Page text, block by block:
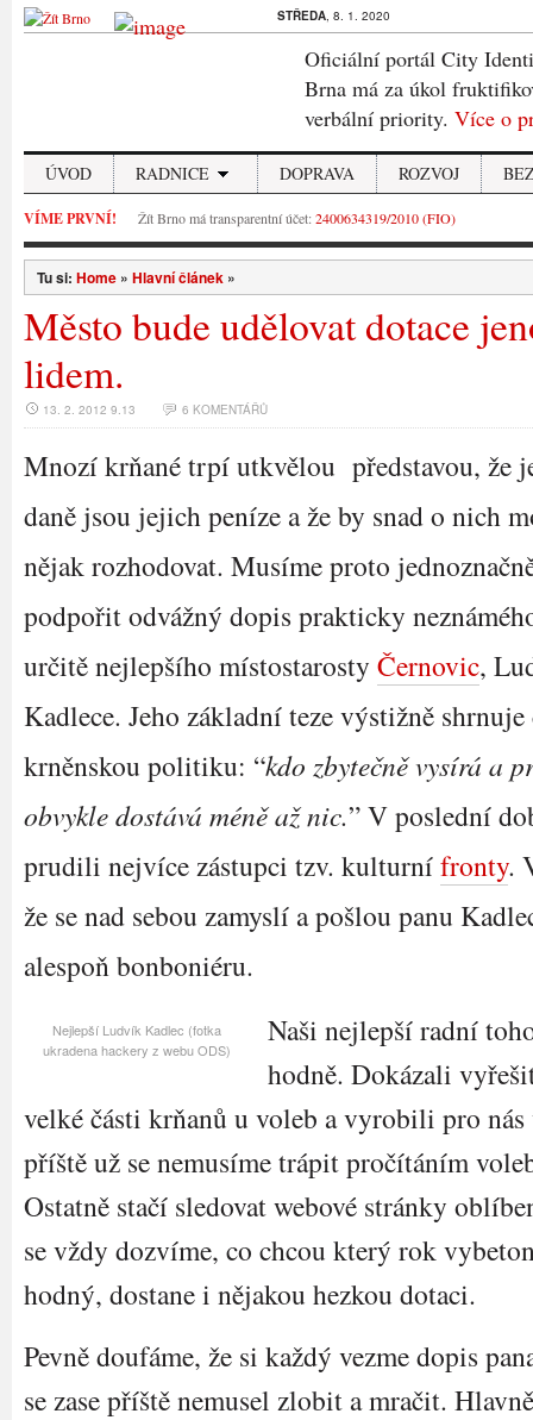
STŘEDA, 8. 1. 2020
Oficiální portál City
Brna má za úkol
verbální priority. Více o
ÚVOD RADNICE DOPRAVA ROZVOJ
VÍME PRVNÍ! Žít Brno má transparentní účet:2400634319/2010 (FIO)
Tu si: Home » Hlavní článek »
Město bude udělovat dotace
lidem.
13. 2. 2012 9.13 6 KOMENTÁŘŮ
Mnozí krňané trpí utkvělou představou, že
daně jsou jejich peníze a že by snad o nich
nějak rozhodovat. Musíme proto
podpořit odvážný dopis prakticky
určitě nejlepšího místostarosty Černovic,
Kadlece. Jeho základní teze výstižně
krněnskou politiku: “kdo zbytečně vysírá a
obvykle dostává méně až nic.” V poslední
prudili nejvíce zástupci tzv. kulturnífronty.
že se nad sebou zamyslí a pošlou panu
alespoň bonboniéru.
Nejlepší Ludvík Kadlec (fotka
ukradena hackery z webu ODS)
Naši nejlepší radní
hodně. Dokázali
velké části krňanů u voleb a vyrobili pro
příště už se nemusíme trápit pročítáním
Ostatně stačí sledovat webové stránky
se vždy dozvíme, co chcou který rok
hodný, dostane i nějakou hezkou dotaci.
Pevně doufáme, že si každý vezme dopis
se zase příště nemusel zlobit a mračit.